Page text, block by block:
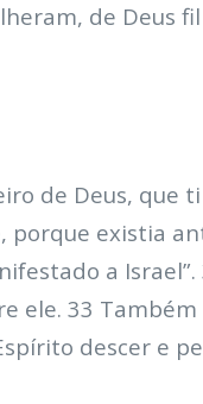
de Deus
de Deus,
existia
a
ele. 33
descer e